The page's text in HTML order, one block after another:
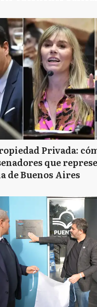
Privada:
que
de Buenos Aires